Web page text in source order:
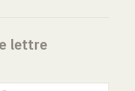
lettre